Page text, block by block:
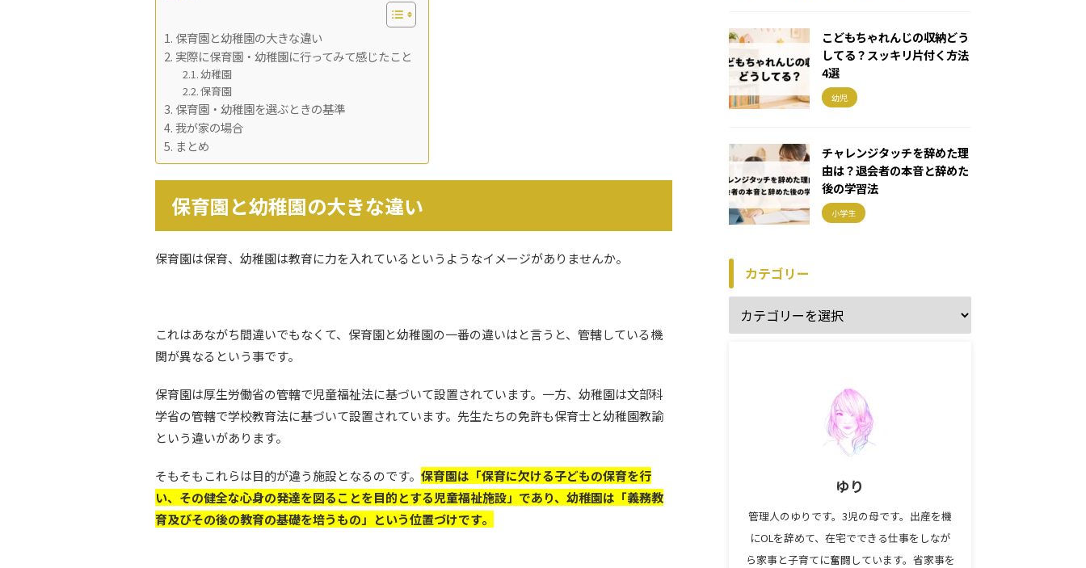
保育園と幼稚園の大きな違い
実際に保育園・幼稚園に行ってみて感じたこと
幼稚園
保育園
保育園・幼稚園を選ぶときの基準
我が家の場合
まとめ
保育園と幼稚園の大きな違い
保育園は保育、幼稚園は教育に力を入れているというようなイメージがありませんか。
これはあながち間違いでもなくて、保育園と幼稚園の一番の違いはと言うと、管轄している機
関が異なるという事です。
保育園は厚生労働省の管轄で児童福祉法に基づいて設置されています。一方、幼稚園は文部科
学省の管轄で学校教育法に基づいて設置されています。先生たちの免許も保育士と幼稚園教諭
という違いがあります。
そもそもこれらは目的が違う施設となるのです。 保育園は「保育に欠ける子どもの保育を行
い、その健全な心身の発達を図ることを目的とする児童福祉施設」であり、幼稚園は「義務教
育及びその後の教育の基礎を培うもの」という位置づけです。
こどもちゃれんじの収納どう
してる？スッキリ片付く方法
4選
幼児
チャレンジタッチを辞めた理
由は？退会者の本音と辞めた
後の学習法
小学生
カテゴリー
ゆり
管理人のゆりです。3児の母です。出産を機
にOLを辞めて、在宅でできる仕事をしなが
ら家事と子育てに奮闘しています。省家事を